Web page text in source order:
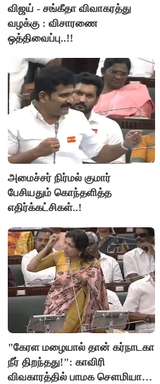
விஜய் - சங்கீதா விவாகரத்து
வழக்கு : விசாரணை
ஒத்திவைப்பு..!!
அமைச்சர் நிர்மல் குமார்
பேசியதும் கொந்தளித்த
எதிர்க்கட்சிகள்..!
"கேரள மழையால் தான் கர்நாடகா
நீர் திறந்தது!": காவிரி
விவகாரத்தில் பாமக சௌமியா